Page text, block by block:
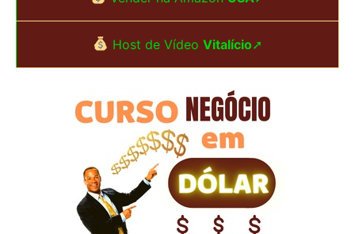
a
p
Host de Vídeo Vitalício➚